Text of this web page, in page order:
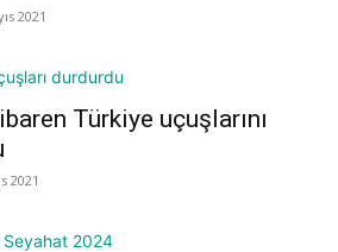
2021
Türkiye uçuşlarını
2021